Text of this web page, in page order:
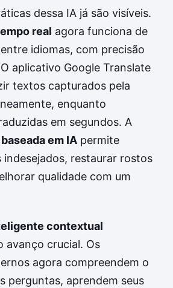
dessa IA já são visíveis.
real agora funciona de
idiomas, com precisão
aplicativo Google Translate
textos capturados pela
enquanto
em segundos. A
em IA permite
restaurar rostos
qualidade com um
contextual
avanço crucial. Os
agora compreendem o
perguntas, aprendem seus